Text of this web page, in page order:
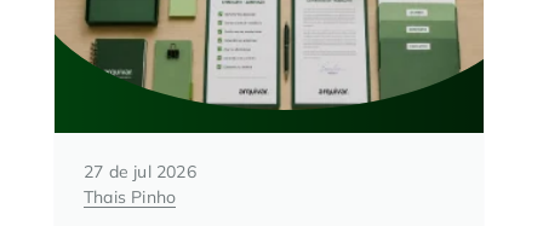
27 de jul 2026
Thais Pinho